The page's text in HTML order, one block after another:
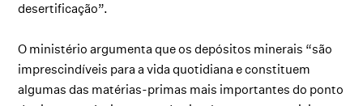
desertificação”.
O ministério argumenta que os depósitos minerais “são
imprescindíveis para a vida quotidiana e constituem
algumas das matérias-primas mais importantes do ponto